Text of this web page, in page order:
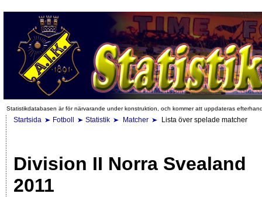
Statistikdatabasen är för närvarande under konstruktion, och kommer att uppdateras
Startsida Fotboll Statistik Matcher Lista över spelade matcher
Division II Norra Svealand
2011